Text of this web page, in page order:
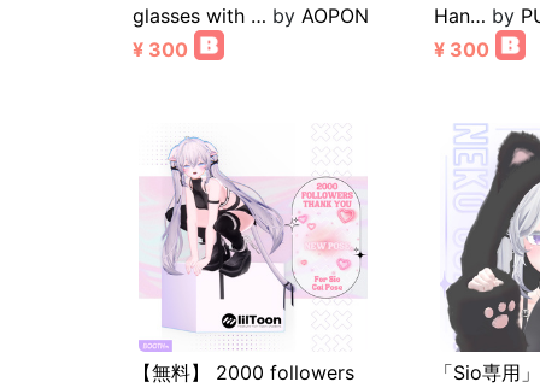
glasses with … by AOPON
¥ 300
Han… by
¥ 300
【無料】 2000 followers
「Sio専用